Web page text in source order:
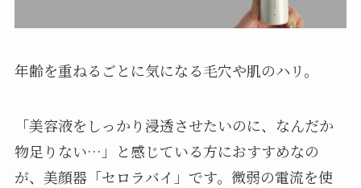
年齢を重ねるごとに気になる毛穴や肌のハリ。
「美容液をしっかり浸透させたいのに、なんだか
物足りない…」と感じている方におすすめなの
が、美顔器「セロラバイ」です。微弱の電流を使